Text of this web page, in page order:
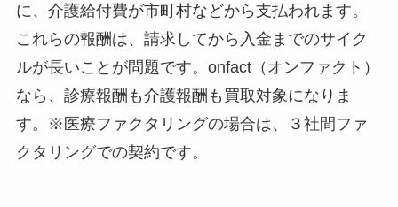
に、介護給付費が市町村などから支払われます。
これらの報酬は、請求してから入金までのサイク
ルが長いことが問題です。onfact（オンファクト）
なら、診療報酬も介護報酬も買取対象になりま
す。※医療ファクタリングの場合は、３社間ファ
クタリングでの契約です。